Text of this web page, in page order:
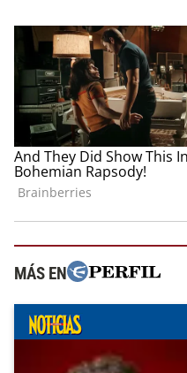
MÁS EN